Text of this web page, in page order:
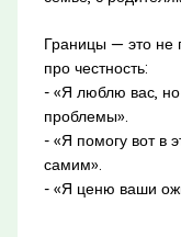
Границы — это не
про честность:
- «Я люблю вас,
проблемы».
- «Я помогу вот в
самим».
- «Я ценю ваши